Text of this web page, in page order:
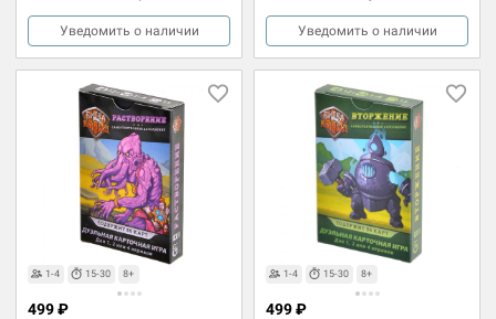
Уведомить о наличии Уведомить о наличии
1-4 15-30 8+
499 ₽
1-4 15-30 8+
499 ₽